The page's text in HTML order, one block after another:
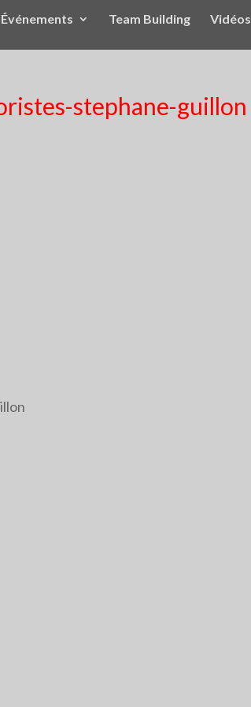
Événements Team Building Vidéos
stephane-guillon